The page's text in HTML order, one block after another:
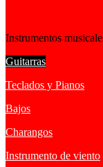
Instrumentos
Guitarras
Teclados y Pianos
Bajos
Charangos
Instrumento de viento